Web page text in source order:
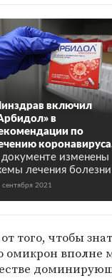
включил
в
по
документе изменены
лечения болезни
сентября 2021
того, чтобы
омикрон вполне